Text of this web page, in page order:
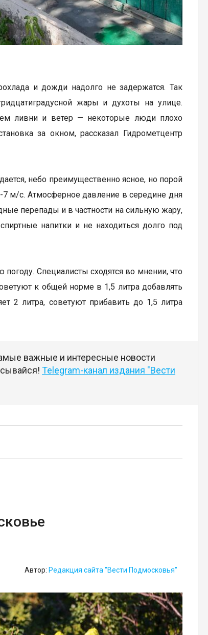
и дожди надолго не задержатся. Так
жары и духоты на улице.
ливни и ветер — некоторые люди плохо
за окном, рассказал Гидрометцентр
небо преимущественно ясное, но порой
7 м/с. Атмосферное давление в середине дня
перепады и в частности на сильную жару,
напитки и не находиться долго под
Специалисты сходятся во мнении, что
к общей норме в 1,5 литра добавлять
2 литра, советуют прибавить до 1,5 литра
важные и интересные новости
Telegram-канал издания "Вести
Автор: Редакция сайта "Вести Подмосковья"